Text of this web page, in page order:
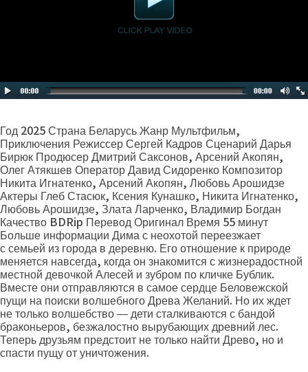
Год 2025 Страна Беларусь Жанр Мультфильм,
Приключения Режиссер Сергей Кадров Сценарий Дарья
Бирюк Продюсер Дмитрий Саксонов, Арсений Акопян,
Олег Атякшев Оператор Давид Сидоренко Композитор
Никита Игнатенко, Арсений Акопян, Любовь Арошидзе
Актеры Глеб Стасюк, Ксения Кунашко, Никита Игнатенко,
Любовь Арошидзе, Злата Ларченко, Владимир Богдан
Качество BDRip Перевод Оригинал Время 55 минут
Больше информации Дима с неохотой переезжает
с семьей из города в деревню. Его отношение к природе
меняется навсегда, когда он знакомится с жизнерадостной
местной девочкой Алесей и зубром по кличке Бублик.
Вместе они отправляются в самое сердце Беловежской
пущи на поиски волшебного Древа Желаний. Но их ждет
не только волшебство — дети сталкиваются с бандой
браконьеров, безжалостно вырубающих древний лес.
Теперь друзьям предстоит не только найти Древо, но и
спасти пущу от уничтожения.